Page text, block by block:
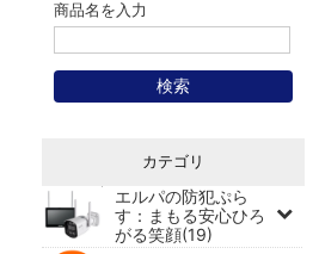
商品名を入力
カテゴリ
エルパの防犯ぷら
す：まもる安心ひろ
がる笑顔(19)